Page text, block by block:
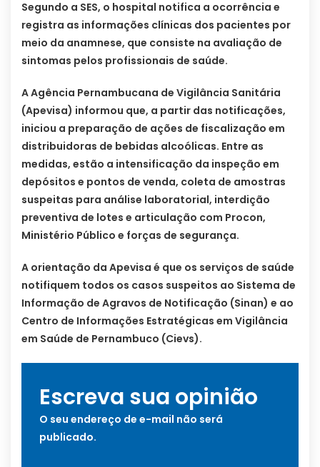
Segundo a SES, o hospital notifica a ocorrência e
registra as informações clínicas dos pacientes por
meio da anamnese, que consiste na avaliação de
sintomas pelos profissionais de saúde.
A Agência Pernambucana de Vigilância Sanitária
(Apevisa) informou que, a partir das notificações,
iniciou a preparação de ações de fiscalização em
distribuidoras de bebidas alcoólicas. Entre as
medidas, estão a intensificação da inspeção em
depósitos e pontos de venda, coleta de amostras
suspeitas para análise laboratorial, interdição
preventiva de lotes e articulação com Procon,
Ministério Público e forças de segurança.
A orientação da Apevisa é que os serviços de saúde
notifiquem todos os casos suspeitos ao Sistema de
Informação de Agravos de Notificação (Sinan) e ao
Centro de Informações Estratégicas em Vigilância
em Saúde de Pernambuco (Cievs).
Escreva sua opinião
O seu endereço de e-mail não será
publicado.